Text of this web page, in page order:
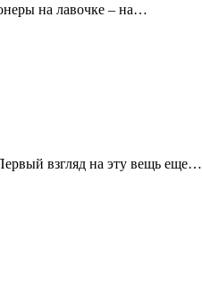
на лавочке – на…
взгляд на эту вещь еще…